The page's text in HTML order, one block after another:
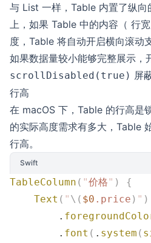
与 List 一样，Table 内置了纵向
上，如果 Table 中的内容（ 行
度，Table 将自动开启横向滚动
如果数据量较小能够完整展示，
scrollDisabled(true) 屏
行高
在 macOS 下，Table 的行高是
的实际高度需求有多大，Table
行高。
Swift
TableColumn ( "价格" )
{
    Text
( " \( $0 . price ) " )
        .
        .
font ( . system (